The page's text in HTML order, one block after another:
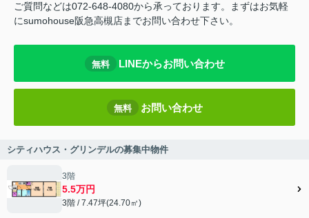
ご質問などは072-648-4080から承っております。まずはお気軽
にsumohouse阪急高槻店までお問い合わせ下さい。
無料 LINEからお問い合わせ
無料 お問い合わせ
シティハウス・グリンデルの募集中物件
3階
5.5万円
3階 / 7.47坪(24.70㎡)